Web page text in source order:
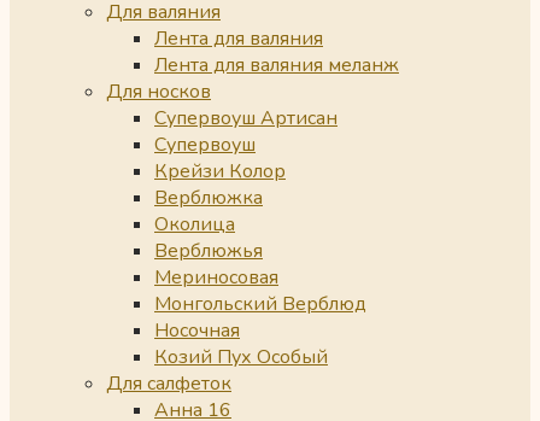
Для валяния
Лента для валяния
Лента для валяния меланж
Для носков
Супервоуш Артисан
Супервоуш
Крейзи Колор
Верблюжка
Околица
Верблюжья
Мериносовая
Монгольский Верблюд
Носочная
Козий Пух Особый
Для салфеток
Анна 16